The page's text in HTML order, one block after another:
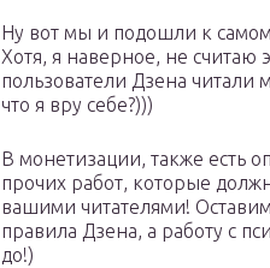
Ну вот мы и подошли к
Хотя, я наверное, не считаю
пользователи Дзена
что я вру себе?)))
В монетизации, также есть
прочих работ, которые
вашими читателями!
правила Дзена, а работу с
до!)